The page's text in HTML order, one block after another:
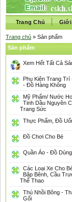
Trang Chủ Giới
Trang chủ » Sản phẩm
Sản phẩm
Xem Hết Tất Cả
Phụ Kiện Trang
- Đồ Hàng Không
Mỹ Phẩm/ Nước
Tinh Dầu Nguyên
Trang Sức
Thực Phẩm, Đồ
Đồ Chơi Cho Bé
Quần Áo - Đồ
Các Loại Xe Cho
Bập Bênh, Cầu
Thể Thao
Thú Nhồi Bông -
Gối